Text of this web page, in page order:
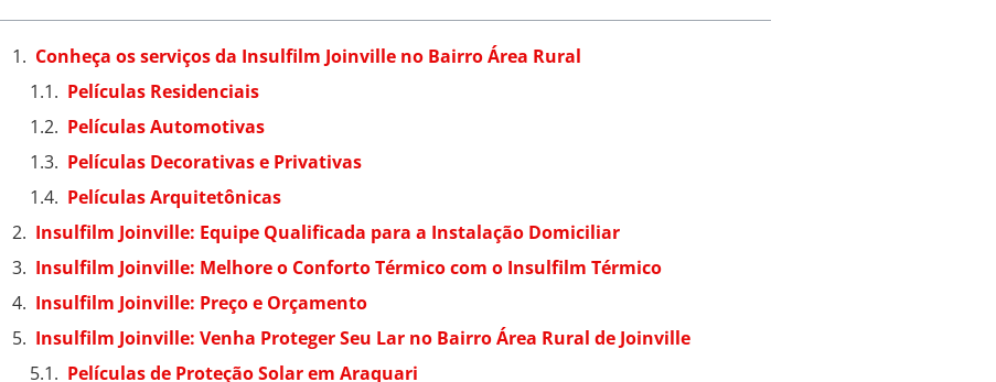
Conheça os serviços da Insulfilm Joinville no Bairro Área Rural
Películas Residenciais
Películas Automotivas
Películas Decorativas e Privativas
Películas Arquitetônicas
Insulfilm Joinville: Equipe Qualificada para a Instalação Domiciliar
Insulfilm Joinville: Melhore o Conforto Térmico com o Insulfilm Térmico
Insulfilm Joinville: Preço e Orçamento
Insulfilm Joinville: Venha Proteger Seu Lar no Bairro Área Rural de Joinville
Películas de Proteção Solar em Araquari